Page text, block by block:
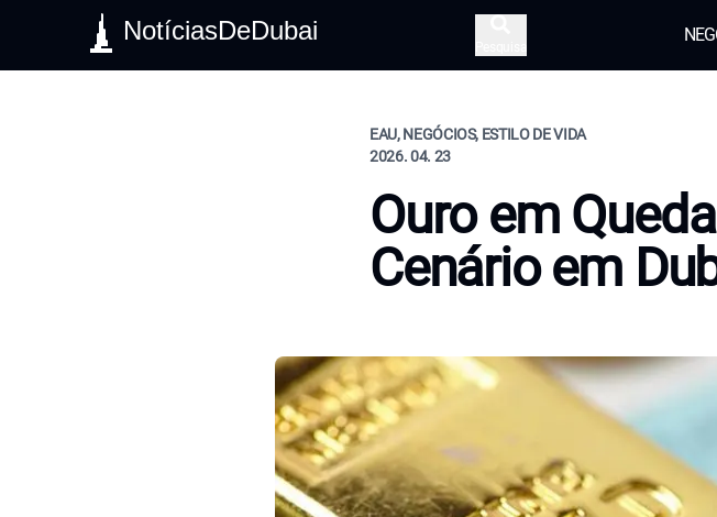
NotíciasDeDubai
EAU, NEGÓCIOS, ESTILO DE VIDA
2026. 04. 23
Ouro em
Cenário em